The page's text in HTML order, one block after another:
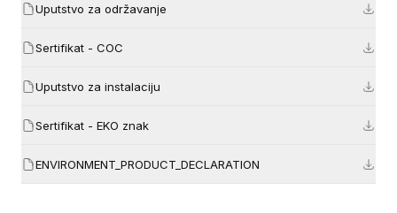
Uputstvo za održavanje
Sertifikat - COC
Uputstvo za instalaciju
Sertifikat - EKO znak
ENVIRONMENT_PRODUCT_DECLARATION